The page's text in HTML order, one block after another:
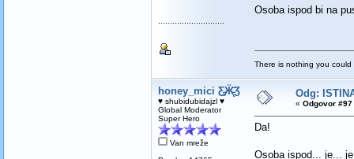
............................
Osoba ispod bi na
There is nothing you
honey_mici Ƹ̵̡Ӝ̵̨̄Ʒ
♥ shubidubidajzl ♥
Global Moderator
Super Hero
Van mreže
Odg:
« Odgovor
Da!
Osoba ispod... je...